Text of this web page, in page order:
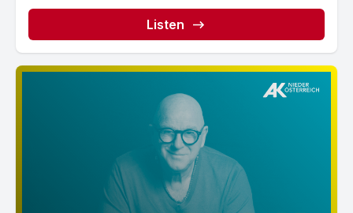
Listen